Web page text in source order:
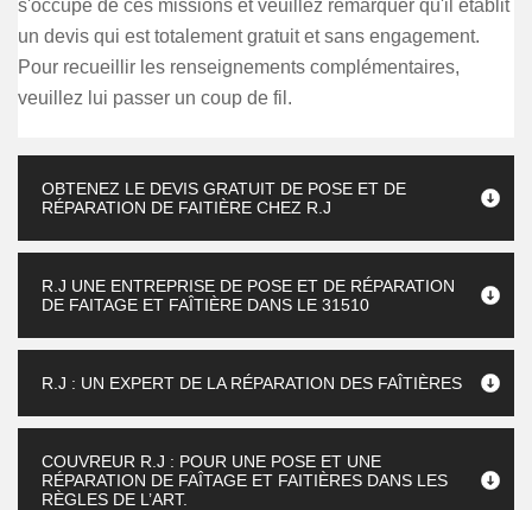
s'occupe de ces missions et veuillez remarquer qu'il établit
un devis qui est totalement gratuit et sans engagement.
Pour recueillir les renseignements complémentaires,
veuillez lui passer un coup de fil.
OBTENEZ LE DEVIS GRATUIT DE POSE ET DE
RÉPARATION DE FAITIÈRE CHEZ R.J
R.J UNE ENTREPRISE DE POSE ET DE RÉPARATION
DE FAITAGE ET FAÎTIÈRE DANS LE 31510
R.J : UN EXPERT DE LA RÉPARATION DES FAÎTIÈRES
COUVREUR R.J : POUR UNE POSE ET UNE
RÉPARATION DE FAÎTAGE ET FAITIÈRES DANS LES
RÈGLES DE L’ART.